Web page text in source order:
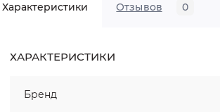
Характеристики Отзывов 0
ХАРАКТЕРИСТИКИ
Бренд